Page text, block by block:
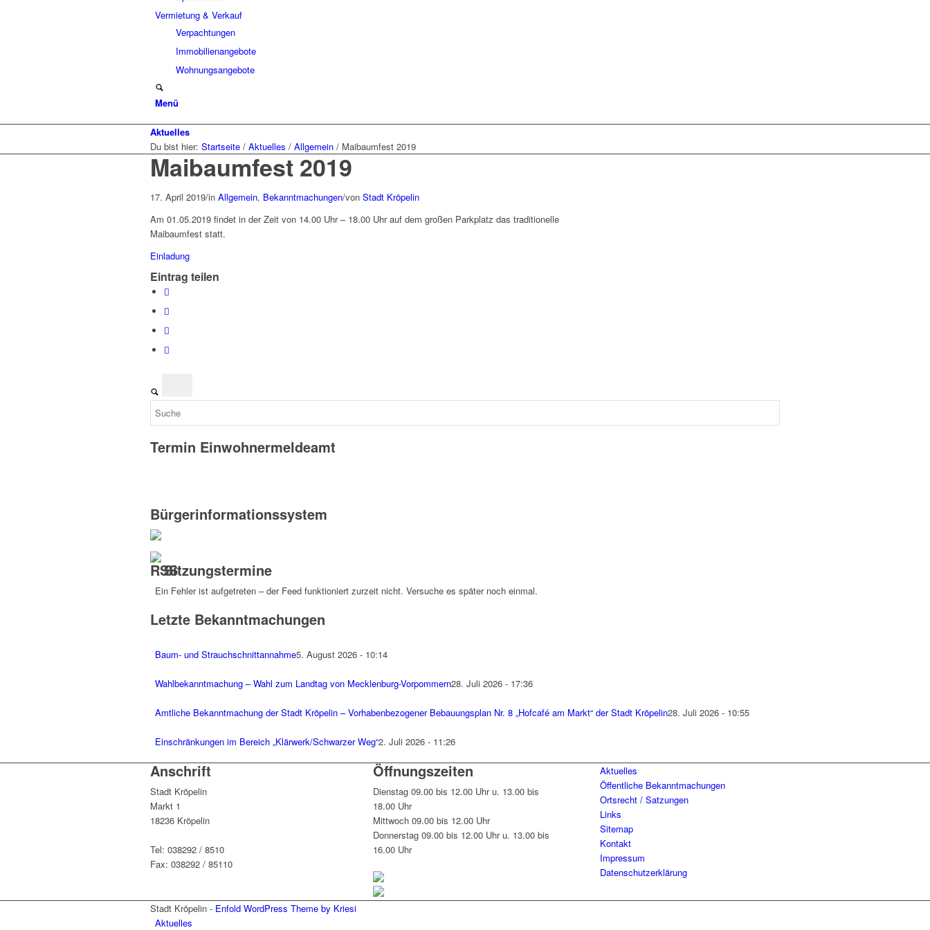
Vermietung & Verkauf
Verpachtungen
Immobilienangebote
Wohnungsangebote
Menü
Aktuelles
Du bist hier: Startseite / Aktuelles / Allgemein / Maibaumfest 2019
Maibaumfest 2019
17. April 2019/in Allgemein, Bekanntmachungen/von Stadt Kröpelin
Am 01.05.2019 findet in der Zeit von 14.00 Uhr – 18.00 Uhr auf dem großen Parkplatz das traditionelle
Maibaumfest statt.
Einladung
Eintrag teilen
Termin Einwohnermeldeamt
Bürgerinformationssystem
Sitzungstermine
Ein Fehler ist aufgetreten – der Feed funktioniert zurzeit nicht. Versuche es später noch einmal.
Letzte Bekanntmachungen
Baum- und Strauchschnittannahme5. August 2026 - 10:14
Wahlbekanntmachung – Wahl zum Landtag von Mecklenburg-Vorpommern28. Juli 2026 - 17:36
Amtliche Bekanntmachung der Stadt Kröpelin – Vorhabenbezogener Bebauungsplan Nr. 8 „Hofcafé am Markt“ der Stadt Kröpelin28. Juli 2026 - 10:55
Einschränkungen im Bereich „Klärwerk/Schwarzer Weg“2. Juli 2026 - 11:26
Anschrift
Stadt Kröpelin
Markt 1
18236 Kröpelin
Tel: 038292 / 8510
Fax: 038292 / 85110
Öffnungszeiten
Dienstag 09.00 bis 12.00 Uhr u. 13.00 bis
18.00 Uhr
Mittwoch 09.00 bis 12.00 Uhr
Donnerstag 09.00 bis 12.00 Uhr u. 13.00 bis
16.00 Uhr
Aktuelles
Öffentliche Bekanntmachungen
Ortsrecht / Satzungen
Links
Sitemap
Kontakt
Impressum
Datenschutzerklärung
Stadt Kröpelin - Enfold WordPress Theme by Kriesi
Aktuelles